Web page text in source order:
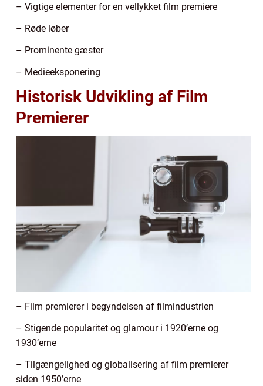
– Vigtige elementer for en vellykket film premiere
– Røde løber
– Prominente gæster
– Medieeksponering
Historisk Udvikling af Film
Premierer
– Film premierer i begyndelsen af filmindustrien
– Stigende popularitet og glamour i 1920’erne og
1930’erne
– Tilgængelighed og globalisering af film premierer
siden 1950’erne